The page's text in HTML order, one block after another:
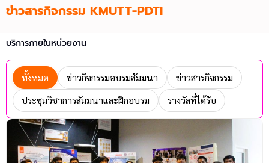
ข่าวสารกิจกรรม KMUTT-PDTI
บริการภายในหน่วยงาน
ทั้งหมด ข่าวกิจกรรมอบรมสัมมนา
ข่าวสารกิจกรรม
ประชุมวิชาการสัมมนาและฝึกอบรม
รางวัลที่ได้รับ